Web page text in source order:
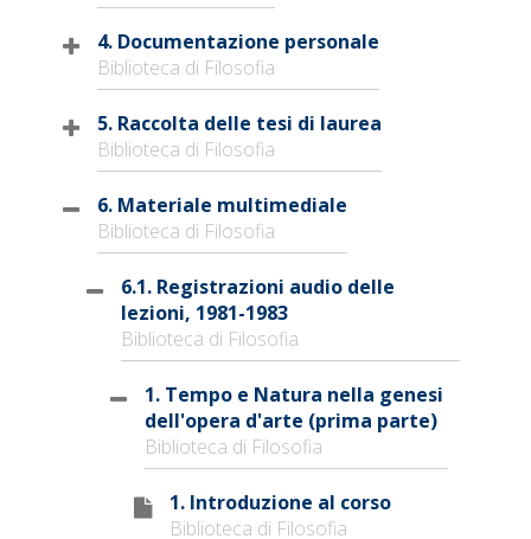
4. Documentazione personale
Biblioteca di Filosofia
5. Raccolta delle tesi di laurea
Biblioteca di Filosofia
6. Materiale multimediale
Biblioteca di Filosofia
6.1. Registrazioni audio delle
lezioni, 1981-1983
Biblioteca di Filosofia
1. Tempo e Natura nella genesi
dell'opera d'arte (prima parte)
Biblioteca di Filosofia
1. Introduzione al corso
Biblioteca di Filosofia